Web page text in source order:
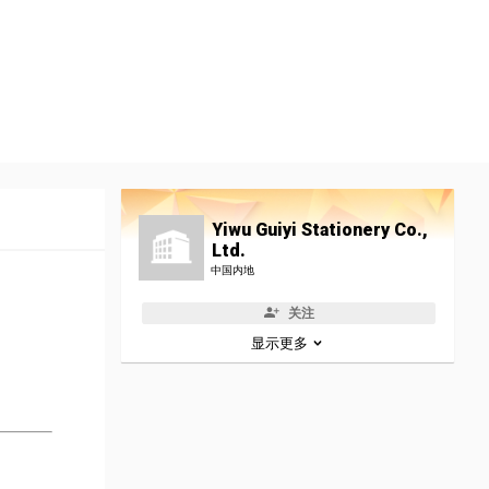
Yiwu Guiyi Stationery Co.,
Ltd.
中国内地
关注
显示更多